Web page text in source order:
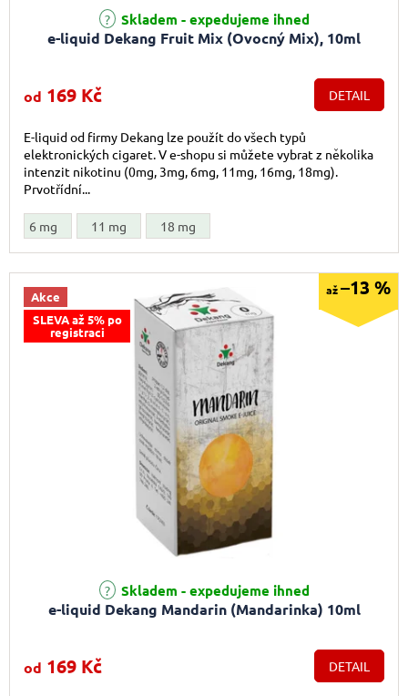
e-liquid Dekang Fruit Mix (Ovocný Mix), 10ml
Průměrné hodnocení produktu je 5,0 z 5 hvězdiček.
Skladem - expedujeme ihned
od 169 Kč DETAIL
E-liquid od firmy Dekang lze použít do všech typů
elektronických cigaret. V e-shopu si můžete vybrat z několika
intenzit nikotinu (0mg, 3mg, 6mg, 11mg, 16mg, 18mg).
Prvotřídní...
6 mg 11 mg 18 mg
Akce
SLEVA až 5% po
registraci
až–13 %
e-liquid Dekang Mandarin (Mandarinka) 10ml
Skladem - expedujeme ihned
od 169 Kč DETAIL